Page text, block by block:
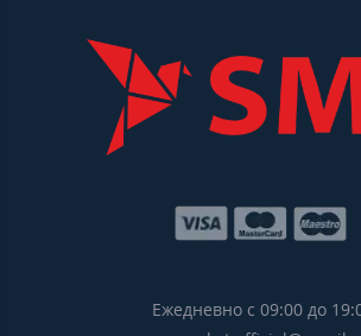
Ежедневно с 09:00 до